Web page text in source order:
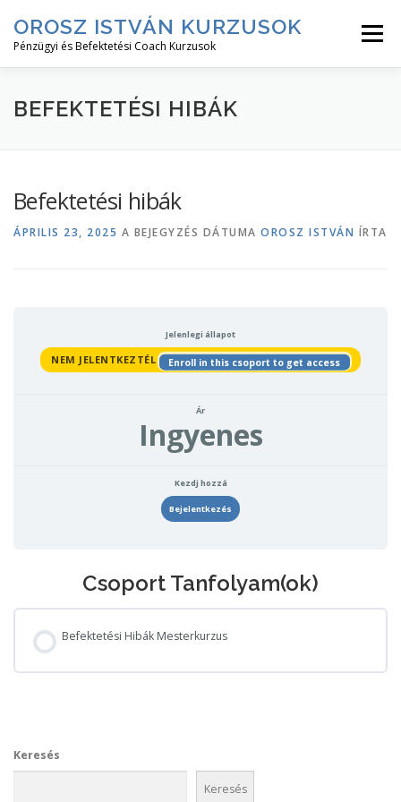
tartalomhoz
OROSZ ISTVÁN KURZUSOK
Pénzügyi és Befektetési Coach Kurzusok
Menü
RÓLAM↓ KURZUS LEÍRÁSOK↓
BEFEKTETÉSI HIBÁK
Befektetési hibák
ÁPRILIS 23, 2025 A BEJEGYZÉS DÁTUMA OROSZ ISTVÁN ÍRTA
Jelenlegi állapot
NEM JELENTKEZTÉL Enroll in this csoport to get access
Ár
Ingyenes
Kezdj hozzá
Bejelentkezés
Csoport Tanfolyam(ok)
Befektetési Hibák Mesterkurzus
Keresés
Keresés